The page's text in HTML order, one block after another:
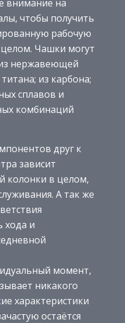
внимание на
чтобы получить
рабочую
целом. Чашки могут
нержавеющей
из карбона;
сплавов и
комбинаций
друг к
зависит
колонки в целом,
А так же
хода и
момент,
никакого
характеристики
остаётся